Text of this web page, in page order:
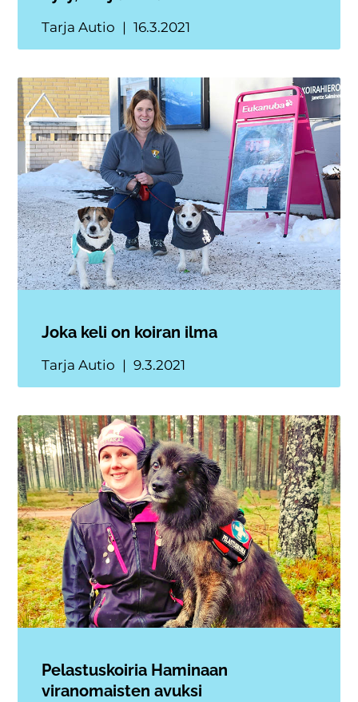
Tarja Autio 16.3.2021
Joka keli on koiran ilma
Tarja Autio 9.3.2021
Pelastuskoiria Haminaan
viranomaisten avuksi